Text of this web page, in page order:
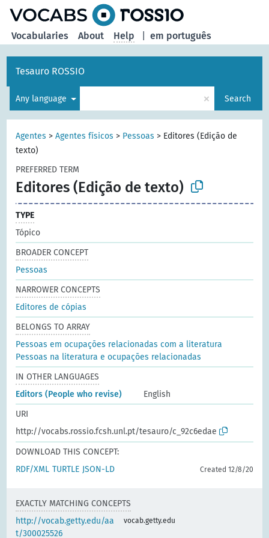
em português
Vocabularies About Help
Tesauro ROSSIO
Any language × Search
Agentes >Agentes físicos > Pessoas > Editores (Edição de
texto)
PREFERRED TERM
Editores (Edição de texto)
TYPE
Tópico
BROADER CONCEPT
Pessoas
NARROWER CONCEPTS
Editores de cópias
BELONGS TO ARRAY
Pessoas em ocupações relacionadas com a literatura
Pessoas na literatura e ocupações relacionadas
IN OTHER LANGUAGES
Editors (People who revise)
English
URI
http://vocabs.rossio.fcsh.unl.pt/tesauro/c_92c6edae
DOWNLOAD THIS CONCEPT:
RDF/XML TURTLE JSON-LD Created 12/8/20
EXACTLY MATCHING CONCEPTS
http://vocab.getty.edu/aa
t/300025526
vocab.getty.edu